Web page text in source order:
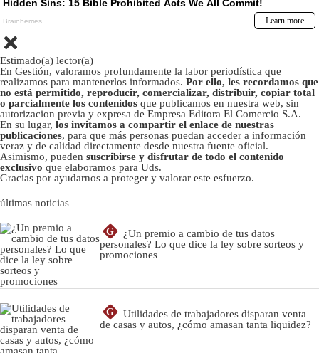
Estimado(a) lector(a)
En Gestión, valoramos profundamente la labor periodística que
realizamos para mantenerlos informados. Por ello, les recordamos que
no está permitido, reproducir, comercializar, distribuir, copiar total
o parcialmente los contenidos que publicamos en nuestra web, sin
autorizacion previa y expresa de Empresa Editora El Comercio S.A.
En su lugar, los invitamos a compartir el enlace de nuestras
publicaciones, para que más personas puedan acceder a información
veraz y de calidad directamente desde nuestra fuente oficial.
Asimismo, pueden suscribirse y disfrutar de todo el contenido
exclusivo que elaboramos para Uds.
Gracias por ayudarnos a proteger y valorar este esfuerzo.
últimas noticias
G
¿Un premio a cambio de tus datos
personales? Lo que dice la ley sobre sorteos y
promociones
G
Utilidades de trabajadores disparan venta
de casas y autos, ¿cómo amasan tanta liquidez?